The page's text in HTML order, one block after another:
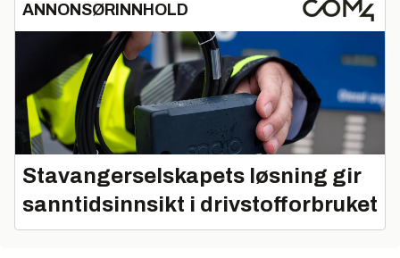
ANNONSØRINNHOLD
Stavangerselskapets løsning gir
sanntidsinnsikt i drivstofforbruket